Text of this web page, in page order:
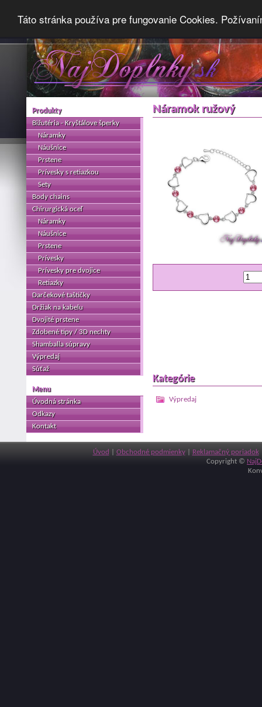
Táto stránka používa pre fungovanie Cookies.
Náramok ružový
Kategórie
Výpredaj
Produkty
Bižutéria - Kryštálove šperky
Náramky
Náušnice
Prstene
Prívesky s retiazkou
Sety
Body chains
Chirurgická oceľ
Náramky
Náušnice
Prstene
Prívesky
Prívesky pre dvojice
Retiazky
Darčekové taštičky
Držiak na kabelu
Dvojité prstene
Zdobené tipy / 3D nechty
Shamballa súpravy
Výpredaj
Súťaž
Menu
Úvodná stránka
Odkazy
Kontakt
Úvod Obchodné podmienky| Reklamačný poriadok
Copyright ©